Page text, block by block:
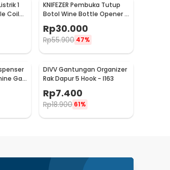
1
Coil
1000-
KNIFEZER Pembuka Tutup
Botol Wine Bottle Opener -
TYK-074B
Rp30.000
Rp55.900 47%
Gas
DIVV Gantungan Organizer
Rak Dapur 5 Hook - I163
Rp7.400
Rp18.900 61%